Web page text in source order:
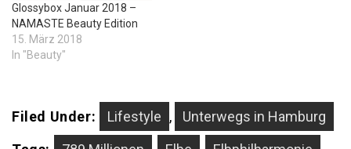
Glossybox Januar 2018 –
NAMASTE Beauty Edition
15. März 2018
In "Beauty"
Filed Under: Lifestyle ,
Unterwegs in Hamburg